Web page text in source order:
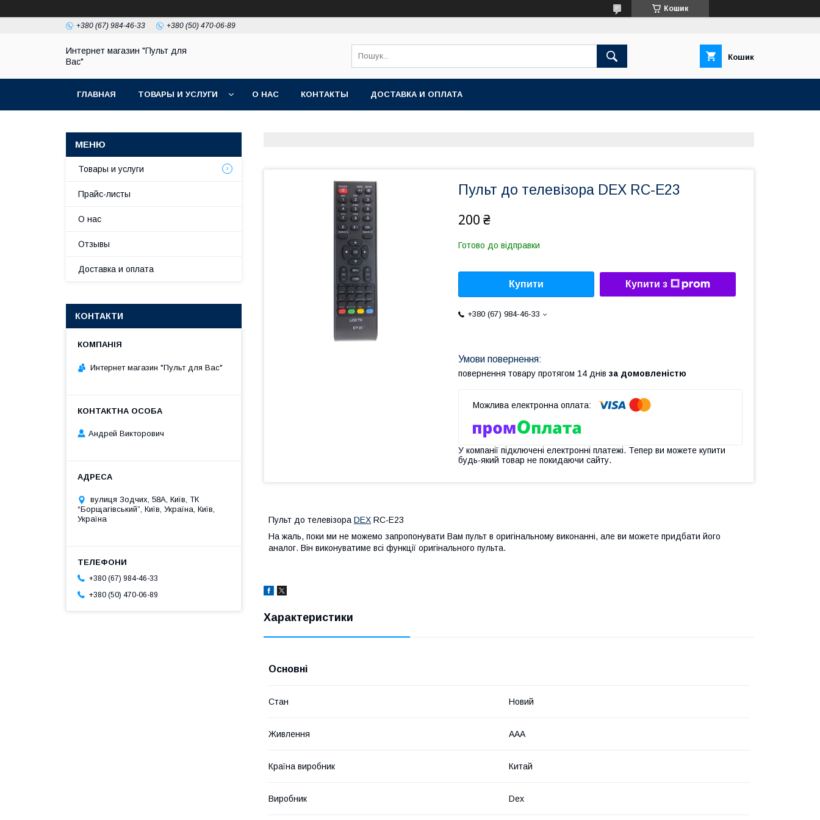
Кошик
+380 (67) 984-46-33 +380 (50) 470-06-89
Интернет магазин "Пульт для
Вас"
Кошик
ГЛАВНАЯ ТОВАРЫ И УСЛУГИ О НАС КОНТАКТЫ ДОСТАВКА И ОПЛАТА
Пульт до телевізора DEX RC-E23
200 ₴
Готово до відправки
Купити Купити з
+380 (67) 984-46-33
повернення товару протягом 14 днів за домовленістю
У компанії підключені електронні платежі. Тепер ви можете купити
будь-який товар не покидаючи сайту.
Пульт до телевізора DEX RC-E23
На жаль, поки ми не можемо запропонувати Вам пульт в оригінальному виконанні, але ви можете придбати його
аналог. Він виконуватиме всі функції оригінального пульта.
Характеристики
Основні
Стан Новий
Живлення AAA
Країна виробник Китай
Виробник Dex
Товары и услуги
Прайс-листы
О нас
Отзывы
Доставка и оплата
КОНТАКТИ
Интернет магазин "Пульт для Вас"
Андрей Викторович
вулиця Зодчих, 58А, Київ, ТК
“Борщагівський”, Київ, Україна, Київ,
Україна
+380 (67) 984-46-33
+380 (50) 470-06-89